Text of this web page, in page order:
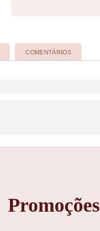
COMENTÁRIOS
Promoções